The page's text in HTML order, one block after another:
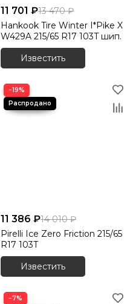
11 701 ₽13 470 ₽
Hankook Tire Winter I*Pike X
W429A 215/65 R17 103T шип.
Известить
−19%
11 386 ₽14 010 ₽
Pirelli Ice Zero Friction 215/65
R17 103T
Известить
−7%